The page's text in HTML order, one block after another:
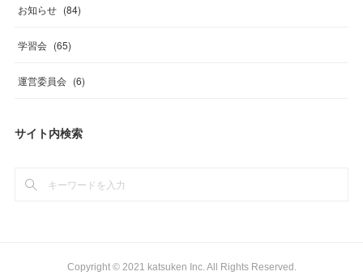
お知らせ (84)
学習会 (65)
運営委員会 (6)
サイト内検索
Copyright © 2021 katsuken Inc. All Rights Reserved.